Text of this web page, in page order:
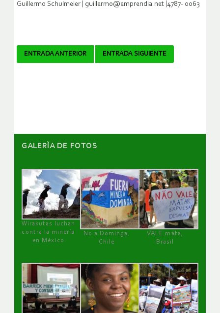
Guillermo Schulmeier | guillermo@emprendia.net |4787- 0063
Navegador
ENTRADA ANTERIOR ENTRADA SIGUIENTE
GALERÌA DE FOTOS
Wirakutas luchan
contra la minería
en México
No a Dominga,
Chile
VALE mata,
Brasil